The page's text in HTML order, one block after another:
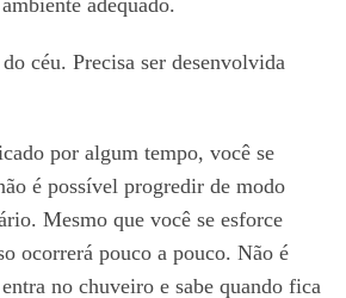
céu. Precisa ser desenvolvida
por algum tempo, você se
é possível progredir de modo
Mesmo que você se esforce
ocorrerá pouco a pouco. Não é
no chuveiro e sabe quando fica